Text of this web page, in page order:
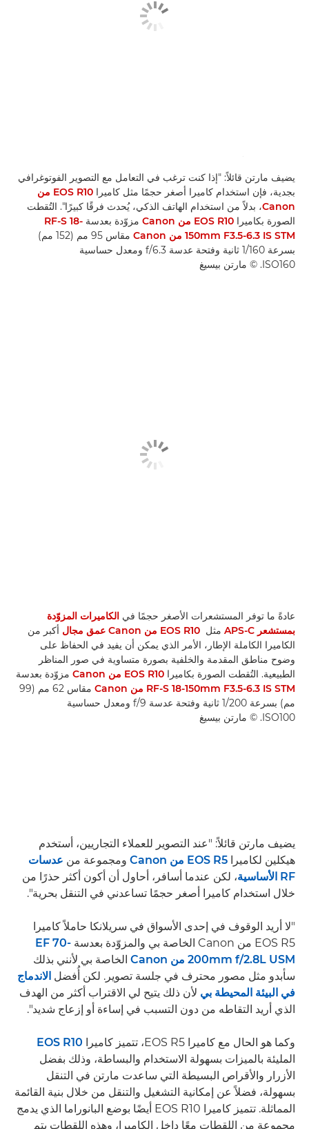
يضيف مارتن قائلاً: "إذا كنت ترغب في التعامل مع التصوير الفوتوغرافي
بجدية، فإن استخدام كاميرا أصغر حجمًا مثل كاميرا
EOS R10 من
Canon، بدلاً من استخدام الهاتف الذكي، يُحدث فرقًا كبيرًا". التُقطت
الصورة بكاميرا EOS R10 من Canon مزوّدة بعدسة RF-S 18-
150mm F3.5-6.3 IS STM من Canon
مقاس 95 مم (152 مم)
بسرعة 1/160 ثانية وفتحة عدسة f/6.3 ومعدل حساسية
ISO160. © مارتن بيسيغ
عادةً ما توفر المستشعرات الأصغر حجمًا في الكاميرات المزوّدة
بمستشعر APS-C
مثل EOS R10 من Canon عمق مجال أكبر من
الكاميرا الكاملة الإطار، الأمر الذي يمكن أن يفيد في الحفاظ على
وضوح مناطق المقدمة والخلفية بصورة متساوية في صور المناظر
الطبيعية. التُقطت الصورة بكاميرا EOS R10 من Canon
مزوّدة بعدسة
RF-S 18-150mm F3.5-6.3 IS STM من Canon
مقاس 62 مم (99
مم) بسرعة 1/200 ثانية وفتحة عدسة f/9 ومعدل حساسية
ISO100. © مارتن بيسيغ
يضيف مارتن قائلاً: "عند التصوير للعملاء التجاريين، أستخدم
هيكلين لكاميرا EOS R5 من Canon ومجموعة من عدسات
RF الأساسية
، لكن عندما أسافر، أحاول أن أكون أكثر حذرًا من
خلال استخدام كاميرا أصغر حجمًا تساعدني في التنقل بحرية".
"لا أريد الوقوف في إحدى الأسواق في سريلانكا حاملاً كاميرا
EOS R5 من Canon الخاصة بي والمزوّدة بعدسة
EF 70-
200mm f/2.8L USM من Canon
الخاصة بي لأنني بذلك
سأبدو مثل مصور محترف في جلسة تصوير. لكن أُفضل الاندماج
في البيئة المحيطة بي لأن ذلك يتيح لي الاقتراب أكثر من الهدف
الذي أريد التقاطه من دون التسبب في إساءة أو إزعاج شديد".
وكما هو الحال مع كاميرا EOS R5، تتميز كاميرا
EOS R10
المليئة بالميزات بسهولة الاستخدام والبساطة، وذلك بفضل
الأزرار والأقراص البسيطة التي ساعدت مارتن في التنقل
بسهولة، فضلاً عن إمكانية التشغيل والتنقل من خلال بنية القائمة
المماثلة. تتميز كاميرا EOS R10 أيضًا بوضع البانوراما الذي يدمج
مجموعة من اللقطات معًا داخل الكاميرا، وهذه اللقطات يتم